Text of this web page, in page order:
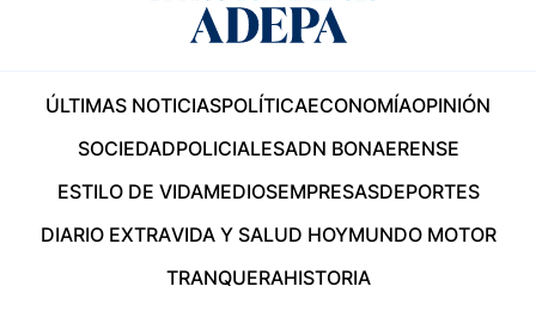
ÚLTIMAS NOTICIASPOLÍTICAECONOMÍAOPINIÓN
SOCIEDADPOLICIALESADN BONAERENSE
ESTILO DE VIDAMEDIOSEMPRESASDEPORTES
DIARIO EXTRAVIDA Y SALUD HOYMUNDO MOTOR
TRANQUERAHISTORIA